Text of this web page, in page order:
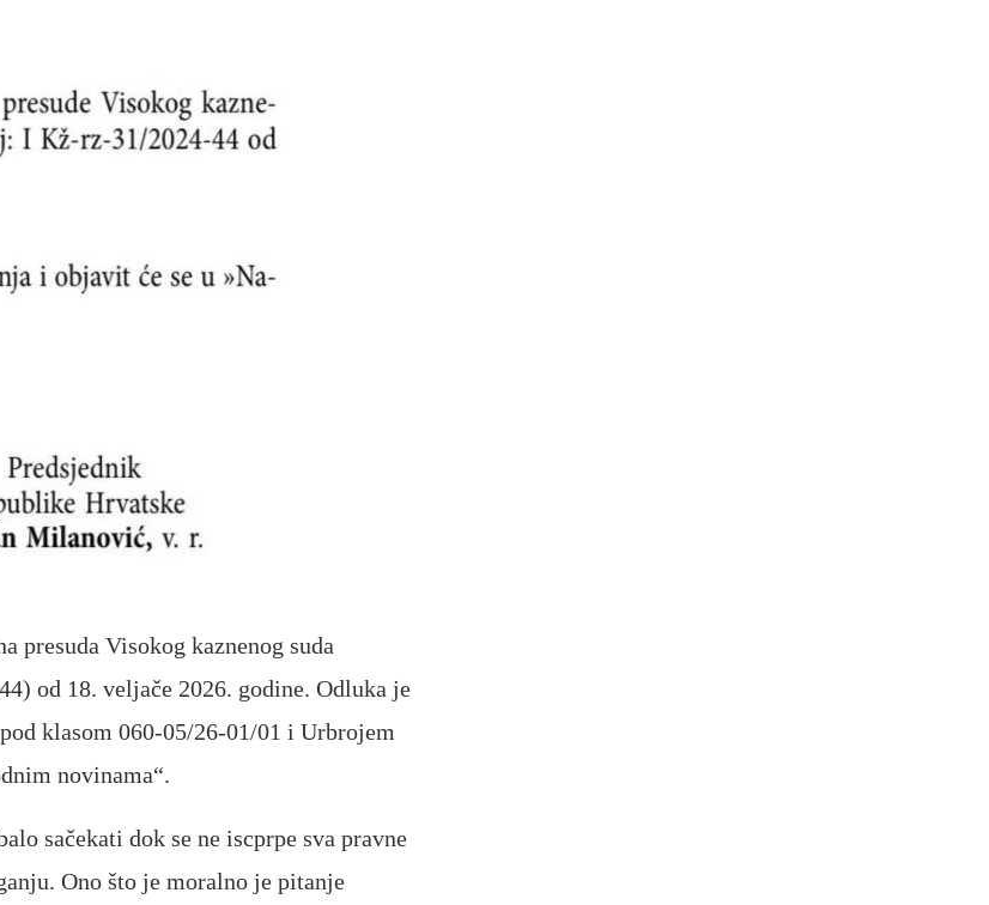
presuda Visokog kaznenog suda
od 18. veljače 2026. godine. Odluka je
klasom 060-05/26-01/01 i Urbrojem
novinama“.
sačekati dok se ne iscprpe sva pravne
Ono što je moralno je pitanje